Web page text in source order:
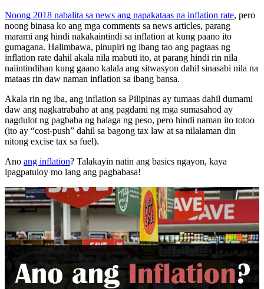
Noong 2018 nabalita sa news ang napakataas na inflation rate, pero
noong binasa ko ang mga comments sa news articles, parang
marami ang hindi nakakaintindi sa inflation at kung paano ito
gumagana. Halimbawa, pinupiri ng ibang tao ang pagtaas ng
inflation rate dahil akala nila mabuti ito, at parang hindi rin nila
naiintindihan kung gaano kalala ang sitwasyon dahil sinasabi nila na
mataas rin daw naman inflation sa ibang bansa.
Akala rin ng iba, ang inflation sa Pilipinas ay tumaas dahil dumami
daw ang nagkatrabaho at ang pagdami ng mga sumasahod ay
nagdulot ng pagbaba ng halaga ng peso, pero hindi naman ito totoo
(ito ay “cost-push” dahil sa bagong tax law at sa nilalaman din
nitong excise tax sa fuel).
Ano ang inflation? Talakayin natin ang basics ngayon, kaya
ipagpatuloy mo lang ang pagbabasa!